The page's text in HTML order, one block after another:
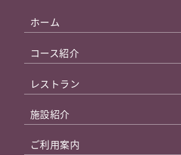
ホーム
コース紹介
レストラン
施設紹介
ご利用案内